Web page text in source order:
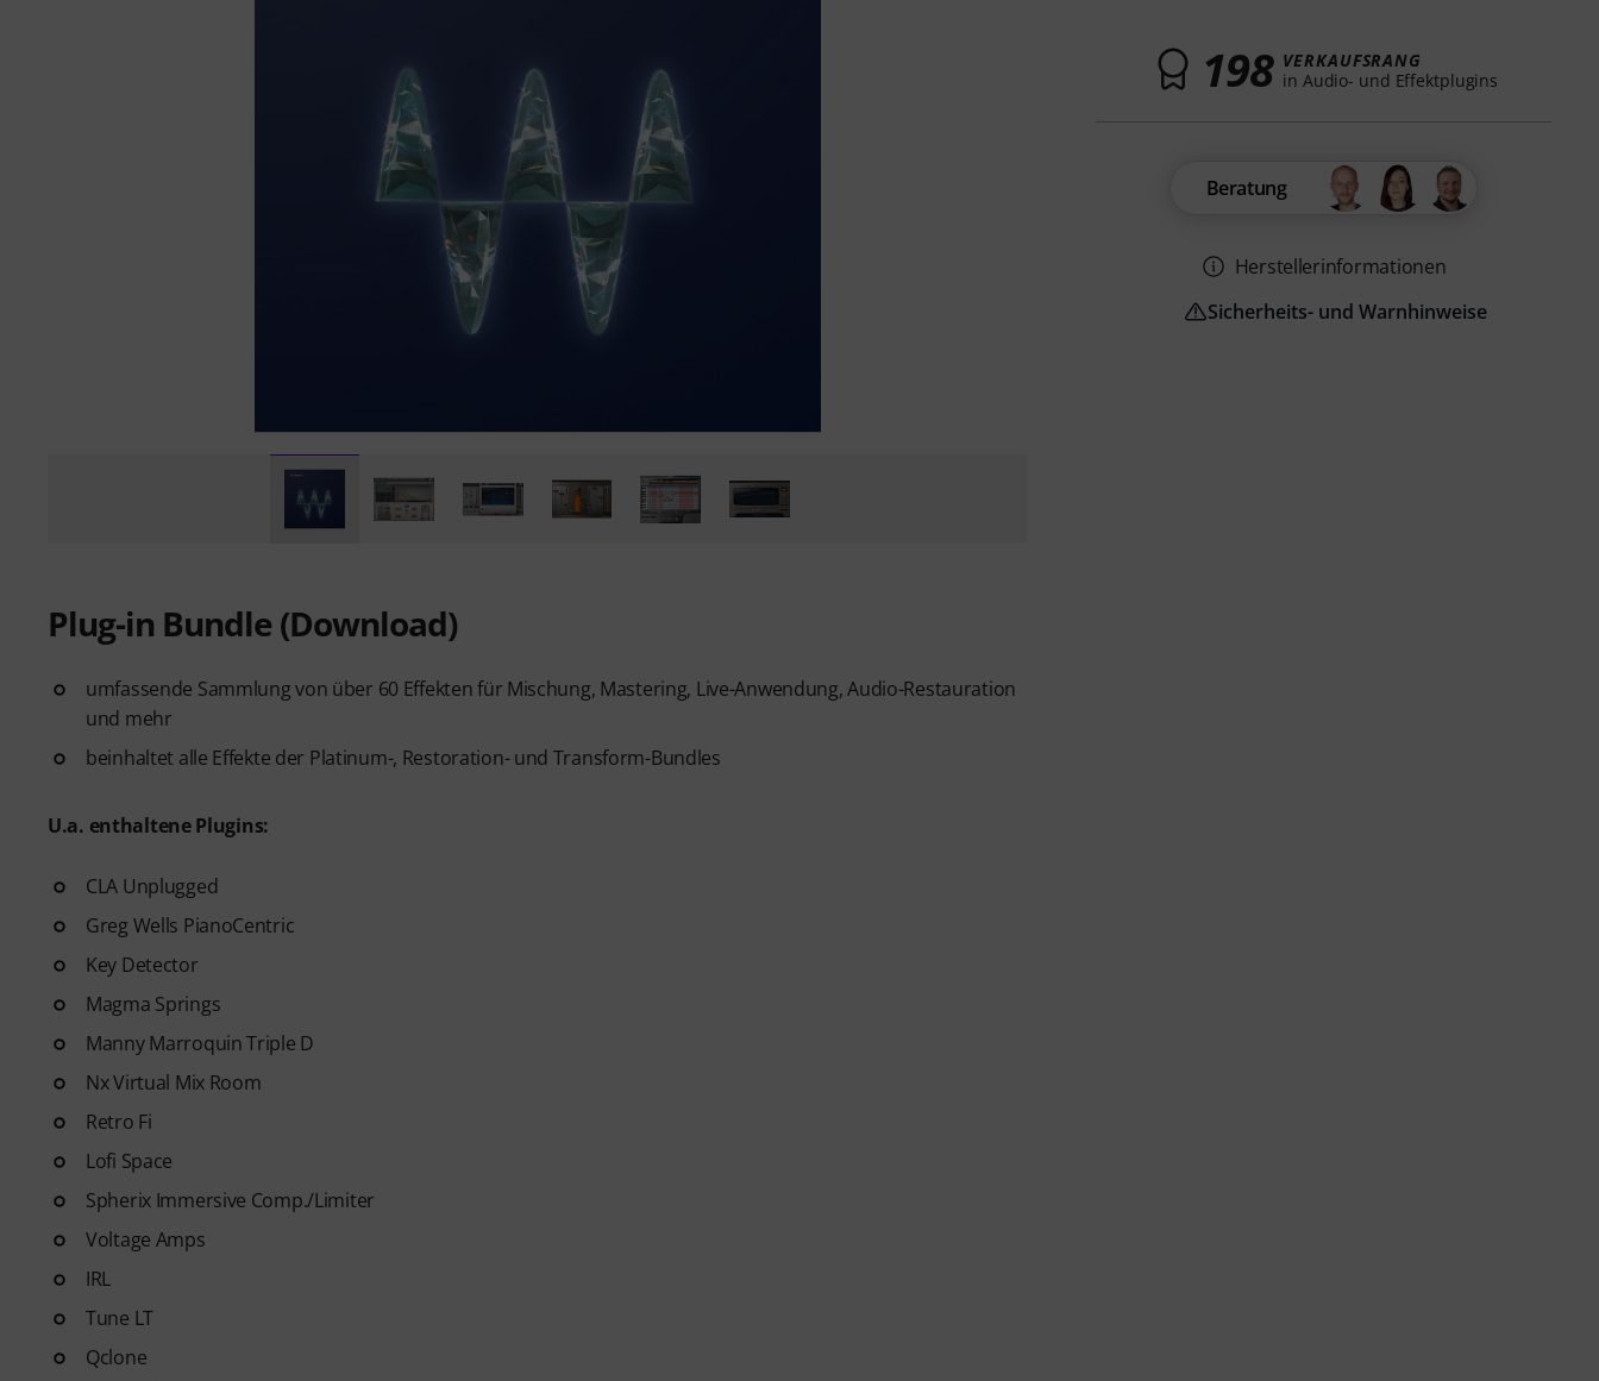
Plug-in Bundle (Download)
umfassende Sammlung von über 60 Effekten für Mischung, Mastering, Live-Anwendung, Audio-Restauration
und mehr
beinhaltet alle Effekte der Platinum-, Restoration- und Transform-Bundles
U.a. enthaltene Plugins:
CLA Unplugged
Greg Wells PianoCentric
Key Detector
Magma Springs
Manny Marroquin Triple D
Nx Virtual Mix Room
Retro Fi
Lofi Space
Spherix Immersive Comp./Limiter
Voltage Amps
IRL
Tune LT
Qclone
198 VERKAUFSRANG
in Audio- und Effektplugins
Beratung
Herstellerinformationen
Sicherheits- und Warnhinweise